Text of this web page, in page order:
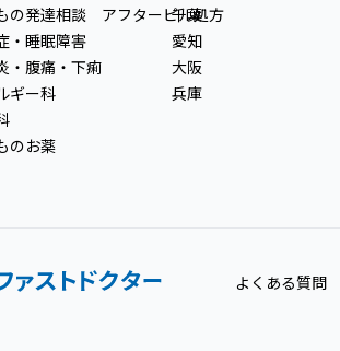
の発達相談
・睡眠障害
・腹痛・下痢
ギー科
のお薬
アフターピル処方
千葉
愛知
大阪
兵庫
よくある質問